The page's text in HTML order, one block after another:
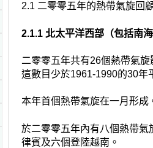
2.1 二零零五年的熱帶氣旋回
2.1.1 北太平洋西部（包括南
二零零五年共有26個熱帶氣
這數目少於1961-1990的30年
本年首個熱帶氣旋在一月形成
於二零零五年內有八個熱帶
律賓及六個登陸越南。